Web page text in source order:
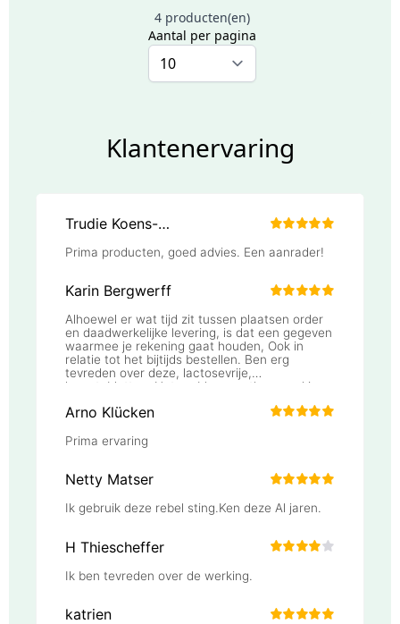
4 producten(en)
Aantal per pagina
Klantenervaring